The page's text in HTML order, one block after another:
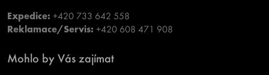
Expedice: +420 733 642 558
Reklamace/Servis: +420 608 471 908
Mohlo by Vás zajímat